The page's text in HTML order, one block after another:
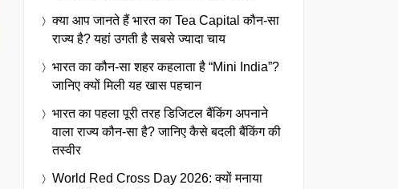
क्या आप जानते हैं भारत का Tea Capital कौन-सा
राज्य है? यहां उगती है सबसे ज्यादा चाय
भारत का कौन-सा शहर कहलाता है “Mini India”?
जानिए क्यों मिली यह खास पहचान
भारत का पहला पूरी तरह डिजिटल बैंकिंग अपनाने
वाला राज्य कौन-सा है? जानिए कैसे बदली बैंकिंग की
तस्वीर
World Red Cross Day 2026: क्यों मनाया